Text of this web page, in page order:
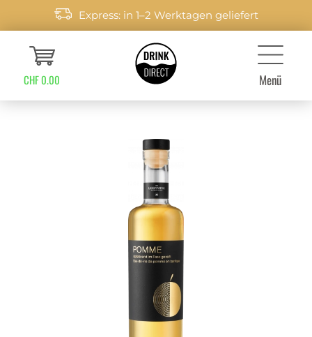
Express: in 1–2 Werktagen geliefert
CHF 0.00 Menü